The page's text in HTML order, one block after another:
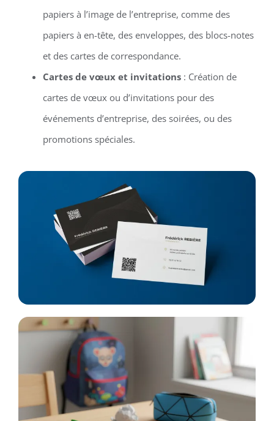
papiers à l’image de l’entreprise, comme des
papiers à en-tête, des enveloppes, des blocs-notes
et des cartes de correspondance.
Cartes de vœux et invitations: Création de
cartes de vœux ou d’invitations pour des
événements d’entreprise, des soirées, ou des
promotions spéciales.